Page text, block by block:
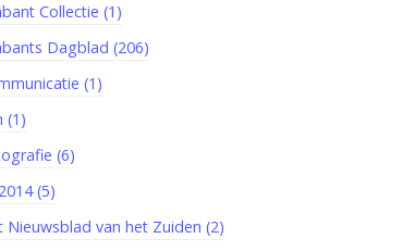
Collectie (1)
Dagblad (206)
(1)
(1)
(6)
(5)
Nieuwsblad van het Zuiden (2)